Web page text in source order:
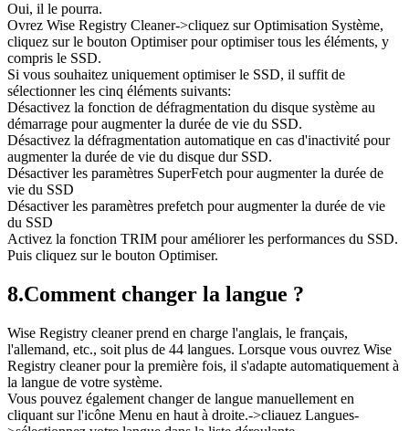
Oui, il le pourra.
Ovrez Wise Registry Cleaner->cliquez sur Optimisation Système,
cliquez sur le bouton Optimiser pour optimiser tous les éléments, y
compris le SSD.
Si vous souhaitez uniquement optimiser le SSD, il suffit de
sélectionner les cinq éléments suivants:
Désactivez la fonction de défragmentation du disque système au
démarrage pour augmenter la durée de vie du SSD.
Désactivez la défragmentation automatique en cas d'inactivité pour
augmenter la durée de vie du disque dur SSD.
Désactiver les paramètres SuperFetch pour augmenter la durée de
vie du SSD
Désactiver les paramètres prefetch pour augmenter la durée de vie
du SSD
Activez la fonction TRIM pour améliorer les performances du SSD.
Puis cliquez sur le bouton Optimiser.
8.Comment changer la langue ?
Wise Registry cleaner prend en charge l'anglais, le français,
l'allemand, etc., soit plus de 44 langues. Lorsque vous ouvrez Wise
Registry cleaner pour la première fois, il s'adapte automatiquement à
la langue de votre système.
Vous pouvez également changer de langue manuellement en
cliquant sur l'icône Menu en haut à droite.->cliauez Langues-